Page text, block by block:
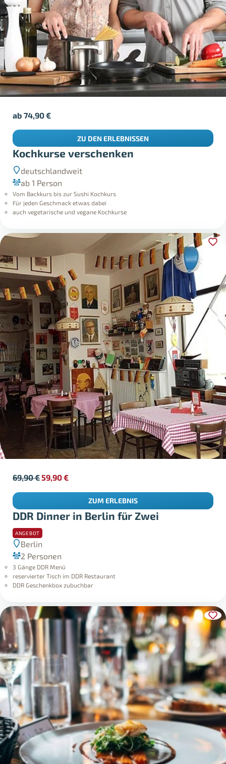
Kochkurse verschenken
deutschlandweit
ab 1 Person
Vom Backkurs bis zur Sushi Kochkurs
Für jeden Geschmack etwas dabei
auch vegetarische und vegane Kochkurse
ab74,90€
ZU DEN ERLEBNISSEN
DDR Dinner in Berlin für Zwei
ANGEBOT
Berlin
2 Personen
3 Gänge DDR Menü
reservierter Tisch im DDR Restaurant
DDR Geschenkbox zubuchbar
69,90€59,90€
ZUM ERLEBNIS